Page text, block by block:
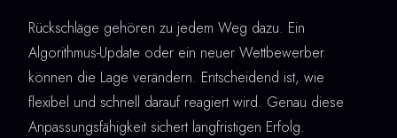
Rückschläge gehören zu jedem Weg dazu. Ein
Algorithmus-Update oder ein neuer Wettbewerber
können die Lage verändern. Entscheidend ist, wie
flexibel und schnell darauf reagiert wird. Genau diese
Anpassungsfähigkeit sichert langfristigen Erfolg.